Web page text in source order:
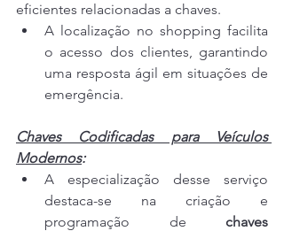
eficientes relacionadas a chaves.
A localização no shopping facilita
o acesso dos clientes, garantindo
uma resposta ágil em situações de
emergência.
Chaves Codificadas para Veículos
Modernos:
A especialização desse serviço
destaca-se na criação e
programação de chaves